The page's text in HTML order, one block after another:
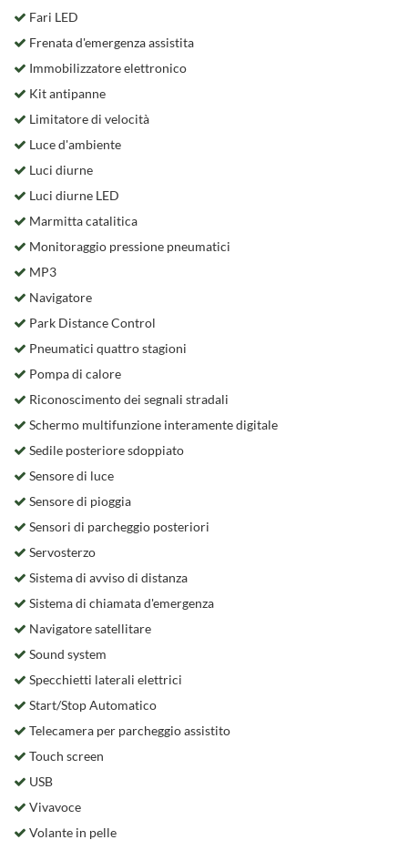
Fari LED
Frenata d'emergenza assistita
Immobilizzatore elettronico
Kit antipanne
Limitatore di velocità
Luce d'ambiente
Luci diurne
Luci diurne LED
Marmitta catalitica
Monitoraggio pressione pneumatici
MP3
Navigatore
Park Distance Control
Pneumatici quattro stagioni
Pompa di calore
Riconoscimento dei segnali stradali
Schermo multifunzione interamente digitale
Sedile posteriore sdoppiato
Sensore di luce
Sensore di pioggia
Sensori di parcheggio posteriori
Servosterzo
Sistema di avviso di distanza
Sistema di chiamata d'emergenza
Navigatore satellitare
Sound system
Specchietti laterali elettrici
Start/Stop Automatico
Telecamera per parcheggio assistito
Touch screen
USB
Vivavoce
Volante in pelle